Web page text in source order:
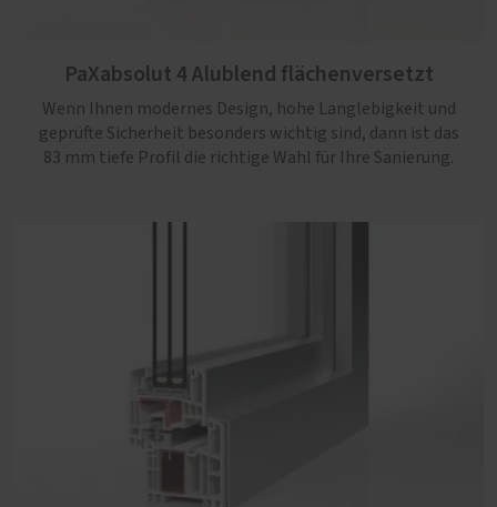
PaXabsolut 4 Alublend flächenversetzt
Wenn Ihnen modernes Design, hohe Langlebigkeit und
geprüfte Sicherheit besonders wichtig sind, dann ist das
83 mm tiefe Profil die richtige Wahl für Ihre Sanierung.
PaXabsolut 4 Alublend flächenbündig
Ein robustes Profil mit sehr guter Wärmedämmung,